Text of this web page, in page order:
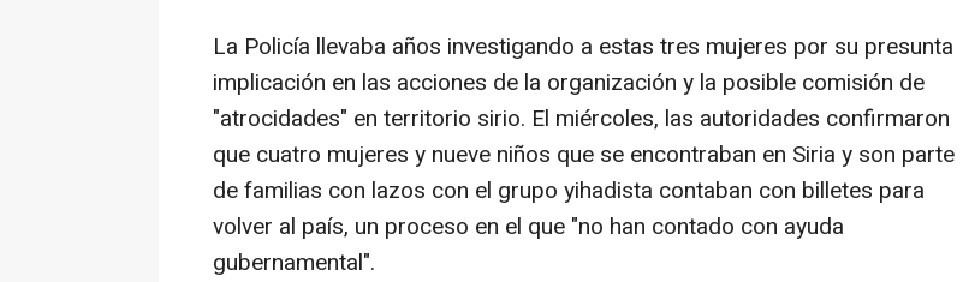
La Policía llevaba años investigando a estas tres mujeres por su presunta
implicación en las acciones de la organización y la posible comisión de
"atrocidades" en territorio sirio. El miércoles, las autoridades confirmaron
que cuatro mujeres y nueve niños que se encontraban en Siria y son parte
de familias con lazos con el grupo yihadista contaban con billetes para
volver al país, un proceso en el que "no han contado con ayuda
gubernamental".